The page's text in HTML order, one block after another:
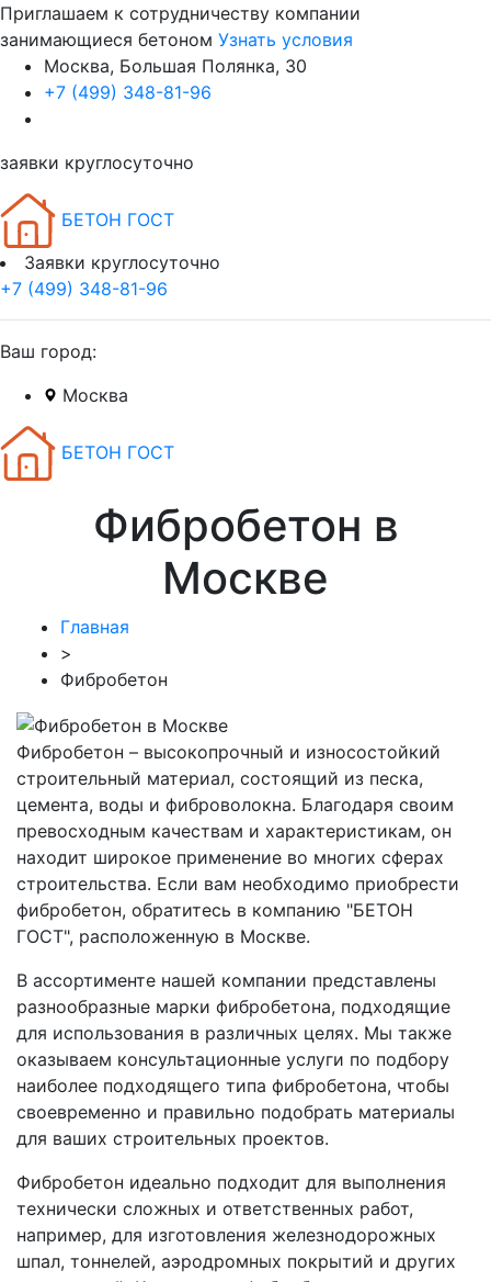
Приглашаем к сотрудничеству компании
занимающиеся бетоном Узнать условия
Москва, Большая Полянка, 30
+7 (499) 348-81-96
заявки круглосуточно
БЕТОН ГОСТ
Заявки круглосуточно
+7 (499) 348-81-96
Ваш город:
Москва
БЕТОН ГОСТ
Фибробетон в
Москве
Главная
>
Фибробетон
Фибробетон – высокопрочный и износостойкий
строительный материал, состоящий из песка,
цемента, воды и фиброволокна. Благодаря своим
превосходным качествам и характеристикам, он
находит широкое применение во многих сферах
строительства. Если вам необходимо приобрести
фибробетон, обратитесь в компанию "БЕТОН
ГОСТ", расположенную в Москве.
В ассортименте нашей компании представлены
разнообразные марки фибробетона, подходящие
для использования в различных целях. Мы также
оказываем консультационные услуги по подбору
наиболее подходящего типа фибробетона, чтобы
своевременно и правильно подобрать материалы
для ваших строительных проектов.
Фибробетон идеально подходит для выполнения
технически сложных и ответственных работ,
например, для изготовления железнодорожных
шпал, тоннелей, аэродромных покрытий и других